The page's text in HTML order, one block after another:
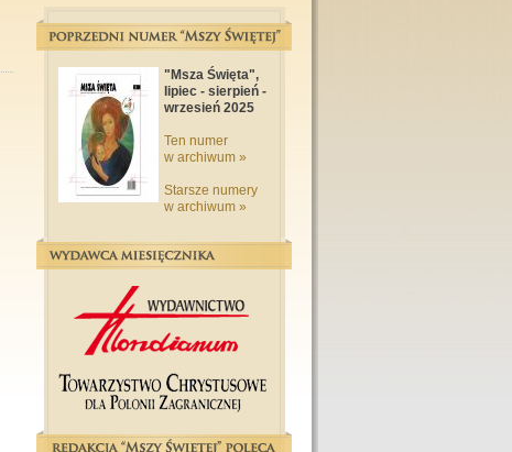
"Msza Święta",
lipiec - sierpień -
wrzesień 2025
Ten numer
w archiwum »
Starsze numery
w archiwum »